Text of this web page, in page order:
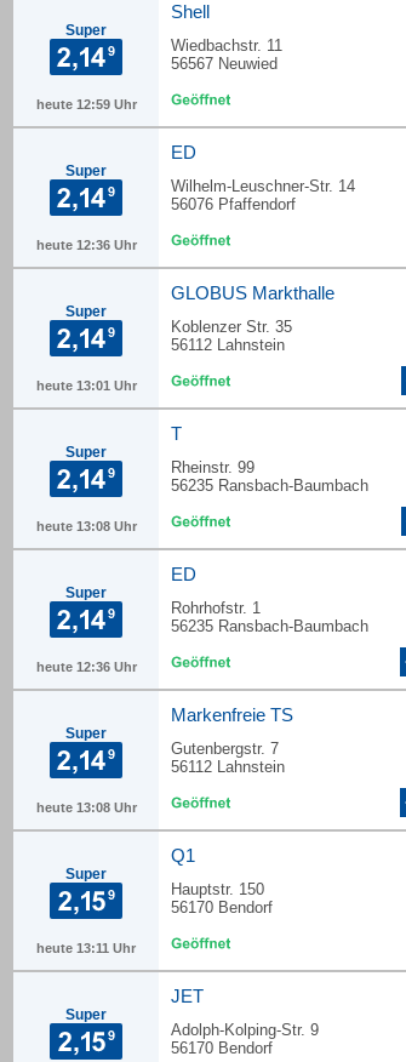
Super
heute 12:59 Uhr
Shell
Wiedbachstr. 11
56567 Neuwied
Super
heute 12:36 Uhr
ED
Wilhelm-Leuschner-Str. 14
56076 Pfaffendorf
Super
heute 13:01 Uhr
GLOBUS Markthalle
Koblenzer Str. 35
56112 Lahnstein
Super
heute 13:08 Uhr
T
Rheinstr. 99
56235 Ransbach-Baumbach
Super
heute 12:36 Uhr
ED
Rohrhofstr. 1
56235 Ransbach-Baumbach
Super
heute 13:08 Uhr
Markenfreie TS
Gutenbergstr. 7
56112 Lahnstein
Super
heute 13:11 Uhr
Q1
Hauptstr. 150
56170 Bendorf
Super
JET
Adolph-Kolping-Str. 9
56170 Bendorf